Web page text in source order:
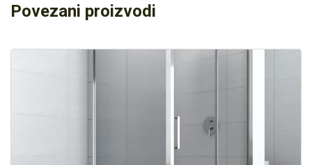
Povezani proizvodi